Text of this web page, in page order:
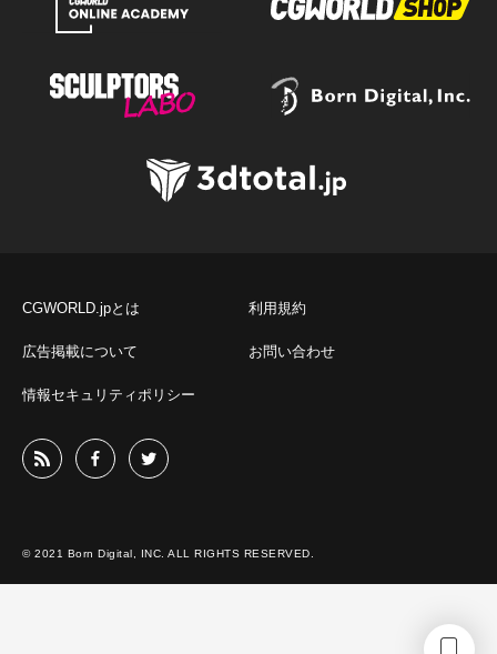
CGWORLD.jpとは 利用規約
広告掲載について お問い合わせ
情報セキュリティポリシー
© 2021 Born Digital, INC. ALL RIGHTS RESERVED.